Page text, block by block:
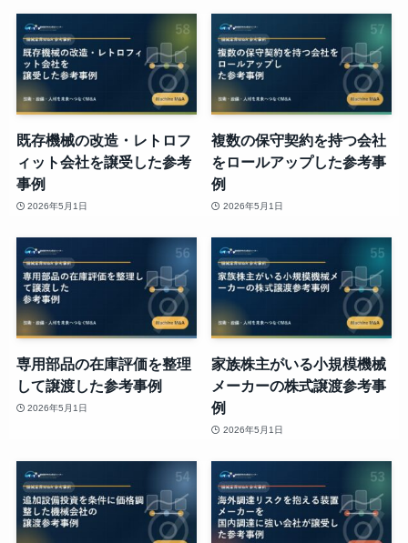
既存機械の改造・レトロフ
ィット会社を譲受した参考
事例
2026年5月1日
複数の保守契約を持つ会社
をロールアップした参考事
例
2026年5月1日
専用部品の在庫評価を整理
して譲渡した参考事例
2026年5月1日
家族株主がいる小規模機械
メーカーの株式譲渡参考事
例
2026年5月1日